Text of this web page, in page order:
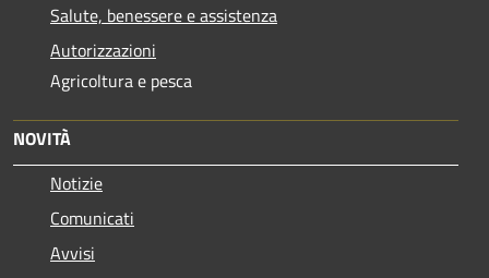
Salute, benessere e assistenza
Autorizzazioni
Agricoltura e pesca
NOVITÀ
Notizie
Comunicati
Avvisi